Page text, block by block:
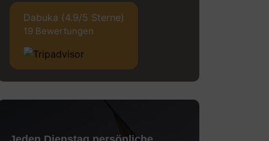
Dabuka (4.9/5 Sterne)
19 Bewertungen